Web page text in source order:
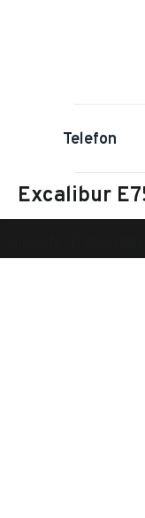
Telefon
Excalibur